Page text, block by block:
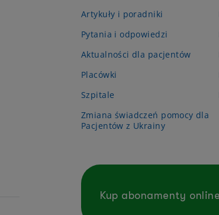
Artykuły i poradniki
Pytania i odpowiedzi
Aktualności dla pacjentów
Placówki
Szpitale
Zmiana świadczeń pomocy dla
Pacjentów z Ukrainy
Kup abonamenty